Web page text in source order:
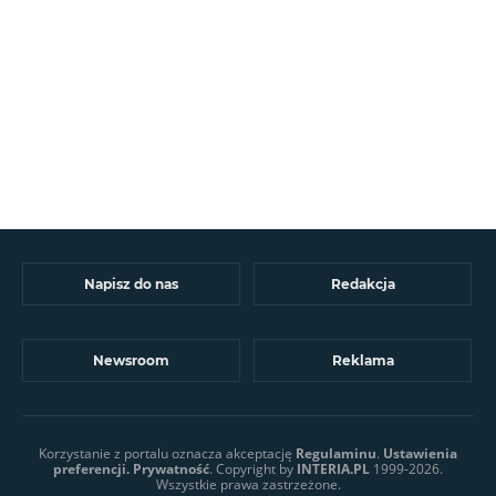
Napisz do nas Redakcja
Newsroom Reklama
Korzystanie z portalu oznacza akceptację Regulaminu. Ustawienia
preferencji. Prywatność. Copyright by INTERIA.PL 1999-2026.
Wszystkie prawa zastrzeżone.